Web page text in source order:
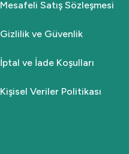
Mesafeli Satış Sözleşmesi
Gizlilik ve Güvenlik
İptal ve İade Koşulları
Kişisel Veriler Politikası